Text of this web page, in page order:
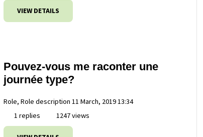
VIEW DETAILS
Pouvez-vous me raconter une
journée type?
Role, Role description 11 March, 2019 13:34
1 replies
1247 views